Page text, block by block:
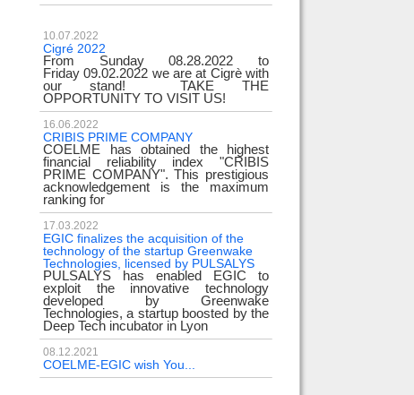
10.07.2022
Cigré 2022
From Sunday 08.28.2022 to
Friday 09.02.2022 we are at Cigrè with
our stand! TAKE THE
OPPORTUNITY TO VISIT US!
16.06.2022
CRIBIS PRIME COMPANY
COELME has obtained the highest
financial reliability index "CRIBIS
PRIME COMPANY". This prestigious
acknowledgement is the maximum
ranking for
17.03.2022
EGIC finalizes the acquisition of the
technology of the startup Greenwake
Technologies, licensed by PULSALYS
PULSALYS has enabled EGIC to
exploit the innovative technology
developed by Greenwake
Technologies, a startup boosted by the
Deep Tech incubator in Lyon
08.12.2021
COELME-EGIC wish You...